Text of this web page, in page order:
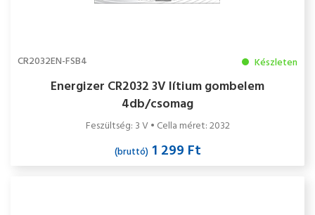
CR2032EN-FSB4 Készleten
Energizer CR2032 3V lítium gombelem
4db/csomag
Feszültség: 3 V • Cella méret: 2032
(bruttó)1 299 Ft